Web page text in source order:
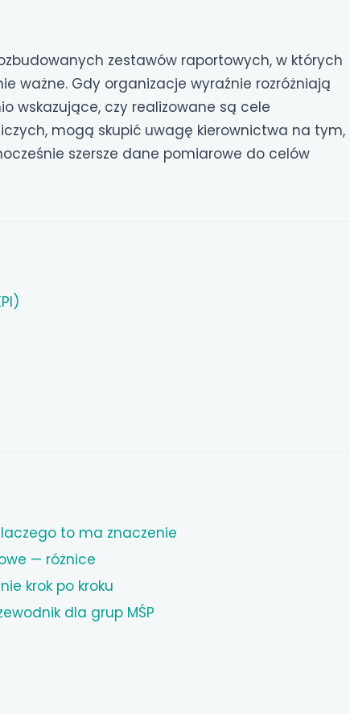
zestawów raportowych, w których
ważne. Gdy organizacje wyraźnie rozróżniają
wskazujące, czy realizowane są cele
mogą skupić uwagę kierownictwa na tym,
szersze dane pomiarowe do celów
to ma znaczenie
— różnice
krok po kroku
dla grup MŚP